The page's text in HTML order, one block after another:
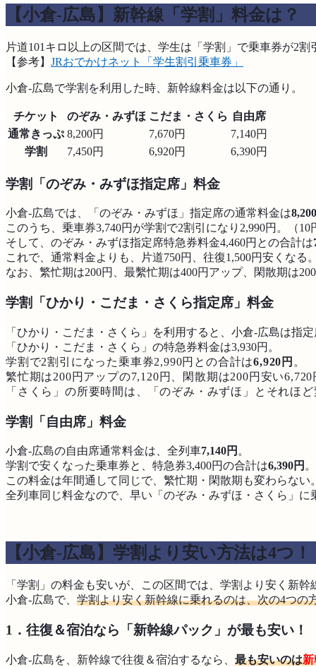
【小倉-広島】新幹線「学割」料金は？
片道101キロ以上の区間では、学生は「学割」で乗車券が2割
【参考】 JRおでかけネット「学生割引乗車券」
小倉-広島で学割を利用した時、新幹線料金は以下の通り。
チケット のぞみ・みずほ こだま・さくら 自由席
通常きっぷ 8,200円 7,670円
7,140円
学割
7,450円 6,920円 6,390円
学割「のぞみ・みずほ指定席」料金
小倉-広島では、「のぞみ・みずほ」指定席の通常料金は
このうち、乗車券3,740円が学割で2割引になり2,990円。（
そして、のぞみ・みずほ指定席特急券料金4,460円との合計は
これで、通常料金よりも、片道750円、往復1,500円安くなる
なお、繁忙期は200円、最繫忙期は400円アップ、閑散期は
学割「ひかり・こだま・さくら指定席」料金
「ひかり・こだま・さくら」を利用すると、小倉-広島は指
「ひかり・こだま・さくら」の特急券料金は3,930円。
学割で2割引になった乗車券2,990円 との合計は6,920円 。
繁忙期は200円アップの7,120円、閑散期は200円安い6,720
「さくら」の所要時間は、「のぞみ・みずほ」とそれほ
学割「自由席」料金
小倉-広島の自由席通常料金は、全列車7,140円 。
学割で安くなった乗車券と、特急券3,400円の合計は6,390円 。
この料金は年間通して同じで、繁忙期・閑散期も変わらない
全列車同じ料金なので、早い「のぞみ・みずほ・さくら」に
【小倉-広島】学割より安い方法は4つ！
「学割」の料金も安いが、この区間では、学割より安く新
小倉-広島で、 学割より安く新幹線に乗れるのは、次の4つの
1．往復＆宿泊なら「新幹線パック」が最も安い！
小倉-広島を、新幹線で往復＆宿泊するなら、 最も安いのは新